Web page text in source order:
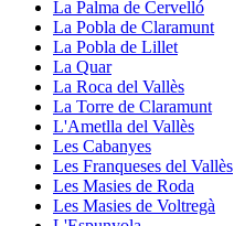
La Palma de Cervelló
La Pobla de Claramunt
La Pobla de Lillet
La Quar
La Roca del Vallès
La Torre de Claramunt
L'Ametlla del Vallès
Les Cabanyes
Les Franqueses del Vallès
Les Masies de Roda
Les Masies de Voltregà